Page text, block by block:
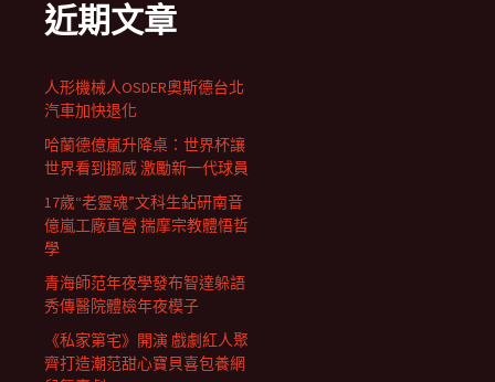
近期文章
人形機械人OSDER奧斯德台北
汽車加快退化
哈蘭德億嵐升降桌：世界杯讓
世界看到挪威 激勵新一代球員
17歲“老靈魂”文科生鉆研南音
億嵐工廠直營 揣摩宗教體悟哲
學
青海師范年夜學發布智達躲語
秀傳醫院體檢年夜模子
《私家第宅》開演 戲劇紅人聚
齊打造潮范甜心寶貝喜包養網